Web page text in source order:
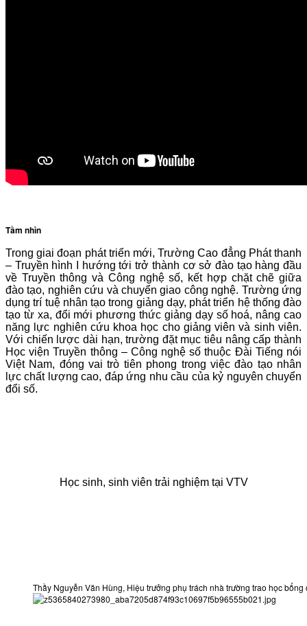
Tầm nhìn
Trong giai đoạn phát triển mới, Trường Cao đẳng Phát thanh
– Truyền hình I hướng tới trở thành cơ sở đào tạo hàng đầu
về Truyền thông và Công nghệ số, kết hợp chặt chẽ giữa
đào tạo, nghiên cứu và chuyển giao công nghệ. Trường ứng
dụng trí tuệ nhân tạo trong giảng dạy, phát triển hệ thống đào
tạo từ xa, đổi mới phương thức giảng dạy số hoá, nâng cao
năng lực nghiên cứu khoa học cho giảng viên và sinh viên.
Với chiến lược dài hạn, trường đặt mục tiêu nâng cấp thành
Học viện Truyền thông – Công nghệ số thuộc Đài Tiếng nói
Việt Nam, đóng vai trò tiên phong trong việc đào tạo nhân
lực chất lượng cao, đáp ứng nhu cầu của kỷ nguyên chuyển
đổi số.
Học sinh, sinh viên trải nghiệm tại VTV
Thầy Nguyễn Văn Hùng, Hiệu trưởng phụ trách nhà trường trao học bổng